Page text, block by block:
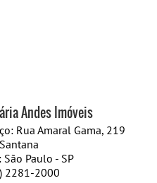
Andes Imóveis
Rua Amaral Gama, 219
São Paulo - SP
2281-2000